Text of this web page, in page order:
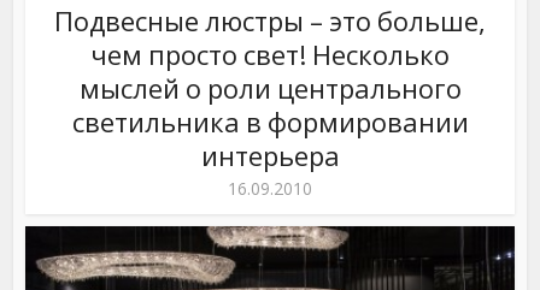
Подвесные люстры – это больше,
чем просто свет! Несколько
мыслей о роли центрального
светильника в формировании
интерьера
16.09.2010